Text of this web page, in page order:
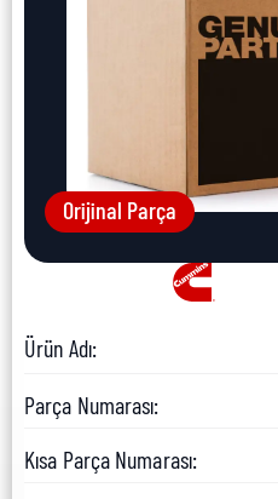
Orijinal Parça
Ürün Adı:
Parça Numarası:
Kısa Parça Numarası: